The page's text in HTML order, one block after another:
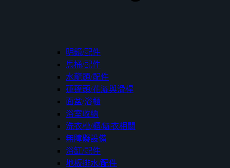
明鏡/配件
馬桶/配件
水龍頭/配件
蓮蓬頭/花灑與滑桿
面盆/浴櫃
浴室收納
洗衣槽/櫃/曬衣相關
無障礙設備
浴缸/配件
地板排水/配件